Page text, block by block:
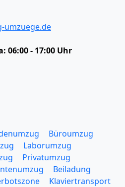
umzuege.de
06:00 - 17:00 Uhr
Büroumzug
Laborumzug
Privatumzug
Beiladung
Klaviertransport